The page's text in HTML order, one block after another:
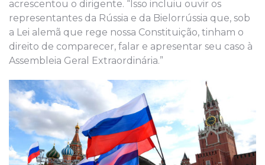
acrescentou o dirigente. “Isso incluiu ouvir os
representantes da Rússia e da Bielorrússia que, sob
a Lei alemã que rege nossa Constituição, tinham o
direito de comparecer, falar e apresentar seu caso à
Assembleia Geral Extraordinária.”